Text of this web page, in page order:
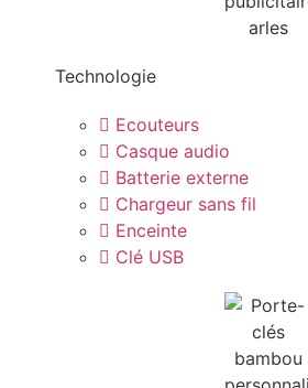
Technologie
Ecouteurs
Casque audio
Batterie externe
Chargeur sans fil
Enceinte
Clé USB